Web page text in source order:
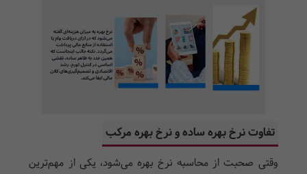
تفاوت نرخ بهره ساده و نرخ بهره مرکب
وقتی صحبت از محاسبه نرخ بهره می‌شود، یکی از مهم‌ترین